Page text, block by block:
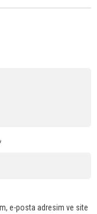
e-posta adresim ve site